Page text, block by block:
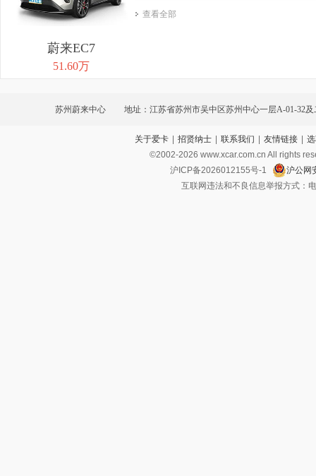
蔚来EC7
51.60万
查看全部
苏州蔚来中心 地址：江苏省苏州市吴中区苏州中心一层A-01-32及
关于爱卡 招贤纳士 联系我们 友情链接
©2002-2026 www.xcar.com.cn All rights
沪ICP备2026012155号-1
沪公网
互联网违法和不良信息举报方式：